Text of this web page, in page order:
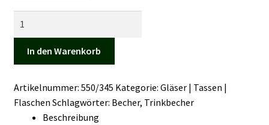
Menge
In den Warenkorb
Artikelnummer: 550/345 Kategorie: Gläser | Tassen |
Flaschen Schlagwörter: Becher, Trinkbecher
Beschreibung